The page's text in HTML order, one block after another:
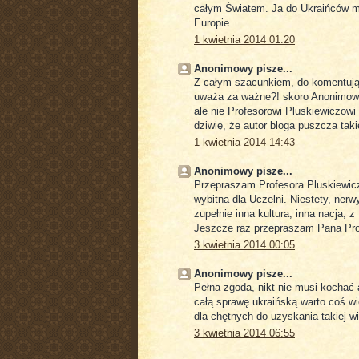
całym Światem. Ja do Ukraińców
Europie.
1 kwietnia 2014 01:20
Anonimowy pisze...
Z całym szacunkiem, do
uważa za ważne?! skoro
ale nie Profesorowi
dziwię, że autor bloga puszcza
1 kwietnia 2014 14:43
Anonimowy pisze...
Przepraszam Profesora
wybitna dla Uczelni. Niestety,
zupełnie inna kultura, inna nacja,
Jeszcze raz przepraszam Pana
3 kwietnia 2014 00:05
Anonimowy pisze...
Pełna zgoda, nikt nie musi
całą sprawę ukraińską warto coś
dla chętnych do uzyskania takiej
3 kwietnia 2014 06:55